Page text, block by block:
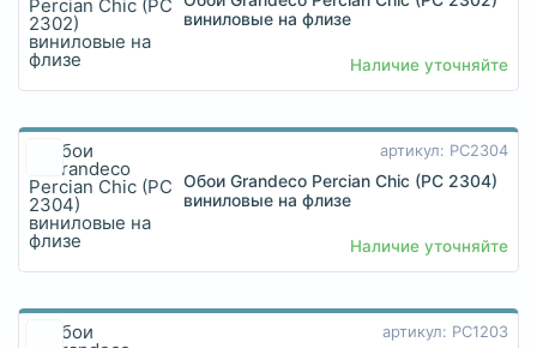
виниловые на флизе
Наличие уточняйте
артикул: PC2304
Обои Grandeco Percian Chic (PC 2304)
виниловые на флизе
Наличие уточняйте
артикул: PC1203